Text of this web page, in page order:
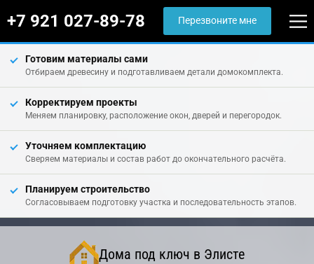
+7 921 027-89-78 Перезвоните мне
Готовим материалы сами
Отбираем древесину и подготавливаем детали домокомплекта.
Корректируем проекты
Меняем планировку, расположение окон, дверей и перегородок.
Уточняем комплектацию
Сверяем материалы и состав работ до окончательного расчёта.
Планируем строительство
Согласовываем подготовку участка и последовательность этапов.
Дома под ключ в Элисте